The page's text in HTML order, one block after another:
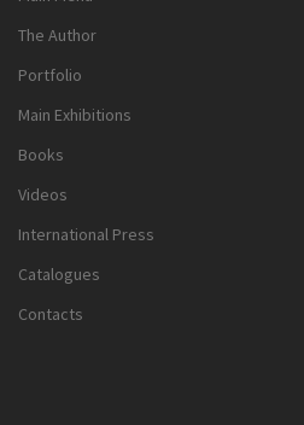
The Author
Portfolio
Main Exhibitions
Books
Videos
International Press
Catalogues
Contacts